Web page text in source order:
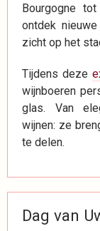
Bourgogne
ontdek
zicht op het
Tijdens deze
wijnboeren
glas. Van
wijnen: ze
te delen.
Dag van